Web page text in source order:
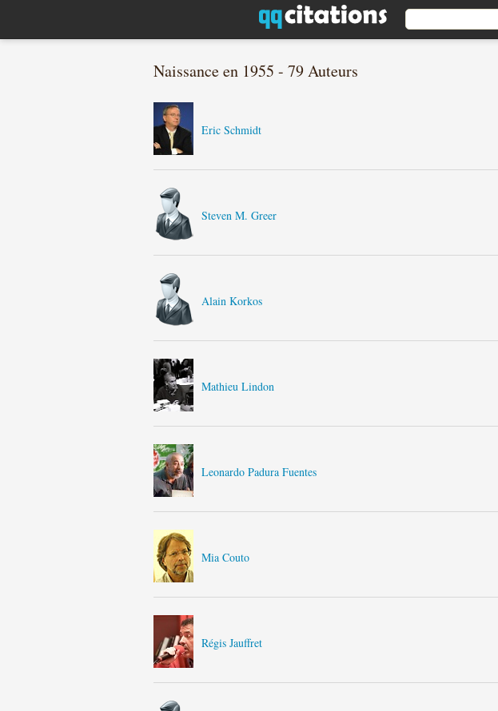
Naissance en 1955 - 79 Auteurs
Eric Schmidt
Steven M. Greer
Alain Korkos
Mathieu Lindon
Leonardo Padura Fuentes
Mia Couto
Régis Jauffret